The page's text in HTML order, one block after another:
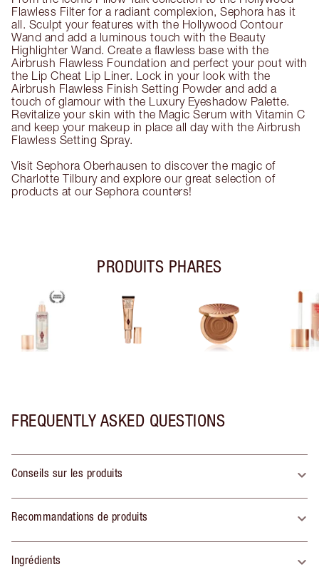
Flawless Filter for a radiant complexion, Sephora has it
all. Sculpt your features with the Hollywood Contour
Wand and add a luminous touch with the Beauty
Highlighter Wand. Create a flawless base with the
Airbrush Flawless Foundation and perfect your pout with
the Lip Cheat Lip Liner. Lock in your look with the
Airbrush Flawless Finish Setting Powder and add a
touch of glamour with the Luxury Eyeshadow Palette.
Revitalize your skin with the Magic Serum with Vitamin C
and keep your makeup in place all day with the Airbrush
Flawless Setting Spray.
Visit Sephora Oberhausen to discover the magic of
Charlotte Tilbury and explore our great selection of
products at our Sephora counters!
PRODUITS PHARES
FREQUENTLY ASKED QUESTIONS
Conseils sur les produits
Recommandations de produits
Ingrédients